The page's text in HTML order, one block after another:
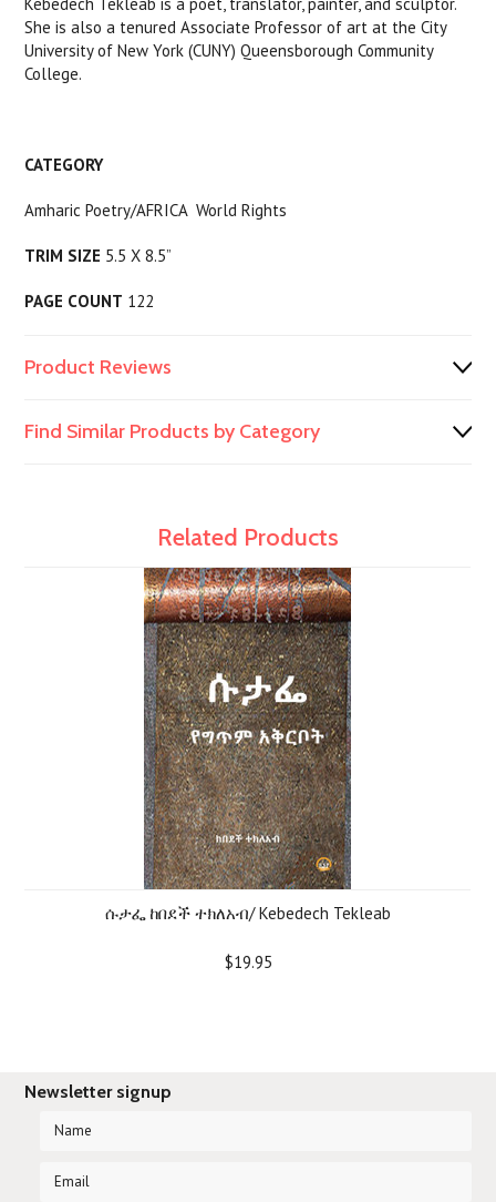
She is also a tenured Associate Professor of art at the City
University of New York (CUNY) Queensborough Community
College.
CATEGORY
Amharic Poetry/AFRICA World Rights
TRIM SIZE 5.5 X 8.5”
PAGE COUNT 122
Product Reviews
Find Similar Products by Category
Related Products
ሱታፌ ከበደች ተክለአብ/ Kebedech Tekleab
$19.95
Newsletter signup